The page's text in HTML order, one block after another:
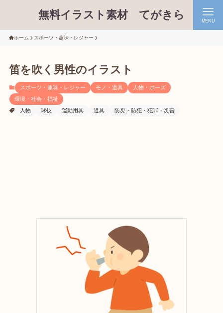
無料イラスト素材 てがきら MENU
ホーム スポーツ・趣味・レジャー
笛を吹く男性のイラスト
スポーツ・趣味・レジャー モノ・道具
人物・ポーズ
環境・社会・福祉
人物
球技 運動用具 道具 防災・防犯・犯罪・災害